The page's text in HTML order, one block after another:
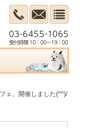
ェ、開催しました(^^)/